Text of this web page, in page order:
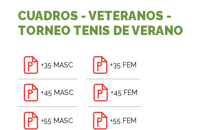
CUADROS - VETERANOS -
TORNEO TENIS DE VERANO
+35 MASC +35 FEM
+45 MASC +45 FEM
+55 MASC +55 FEM